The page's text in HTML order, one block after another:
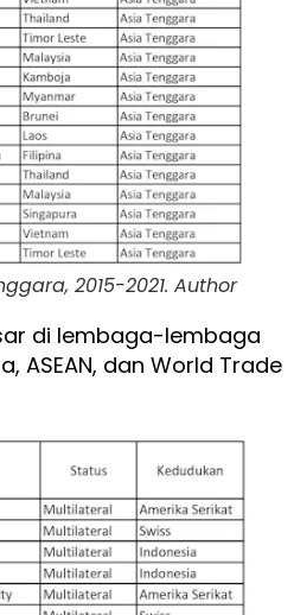
2015-2021. Author
di lembaga-lembaga
ASEAN, dan World Trade